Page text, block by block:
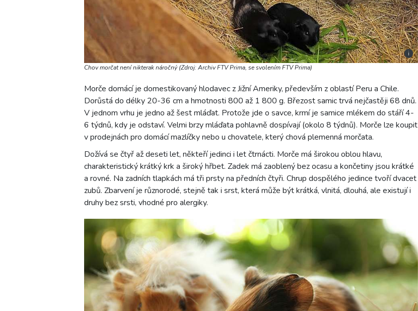
i
Chov morčat není nikterak náročný (Zdroj: Archiv FTV Prima, se svolením FTV Prima)
Morče domácí je domestikovaný hlodavec z Jižní Ameriky, především z oblastí Peru a Chile.
Dorůstá do délky 20-36 cm a hmotnosti 800 až 1 800 g. Březost samic trvá nejčastěji 68 dnů.
V jednom vrhu je jedno až šest mláďat. Protože jde o savce, krmí je samice mlékem do stáří 4-
6 týdnů, kdy je odstaví. Velmi brzy mláďata pohlavně dospívají (okolo 8 týdnů). Morče lze koupit
v prodejnách pro domácí mazlíčky nebo u chovatele, který chová plemenná morčata.
Dožívá se čtyř až deseti let, někteří jedinci i let čtrnácti. Morče má širokou oblou hlavu,
charakteristický krátký krk a široký hřbet. Zadek má zaoblený bez ocasu a končetiny jsou krátké
a rovné. Na zadních tlapkách má tři prsty na předních čtyři. Chrup dospělého jedince tvoří dvacet
zubů. Zbarvení je různorodé, stejně tak i srst, která může být krátká, vlnitá, dlouhá, ale existují i
druhy bez srsti, vhodné pro alergiky.